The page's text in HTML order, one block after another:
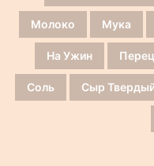
Молоко Мука
На Ужин
Соль Сыр